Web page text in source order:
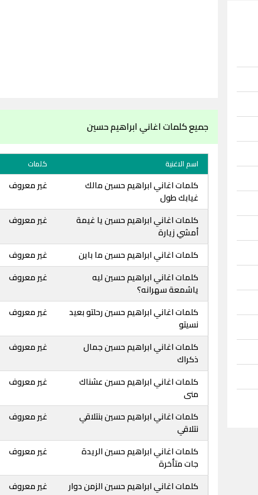
جميع كلمات اغاني ابراهيم حسين
اسم الاغنية كلمات
كلمات اغاني ابراهيم حسين مالك
غيابك طول
غير معروف
كلمات اغاني ابراهيم حسين يا غيمة
أمشي زيارة
غير معروف
كلمات اغاني ابراهيم حسين ما باين غير معروف
كلمات اغاني ابراهيم حسين ليه
ياشمعة سهرانه؟
غير معروف
كلمات اغاني ابراهيم حسين رحلتو بعيد
نسيتو
غير معروف
كلمات اغاني ابراهيم حسين جمال
ذكراك
غير معروف
كلمات اغاني ابراهيم حسين عشناك
منى
غير معروف
كلمات اغاني ابراهيم حسين بنتلاقي
نتلاقي
غير معروف
كلمات اغاني ابراهيم حسين الريدة
جات متأخرة
غير معروف
كلمات اغاني ابراهيم حسين الزمن دوار غير معروف